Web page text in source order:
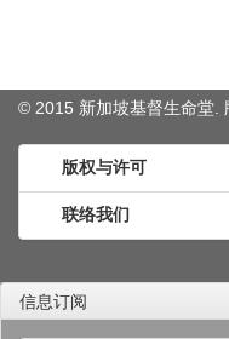
© 2015 新加坡基督生命堂.
版权与许可
联络我们
信息订阅